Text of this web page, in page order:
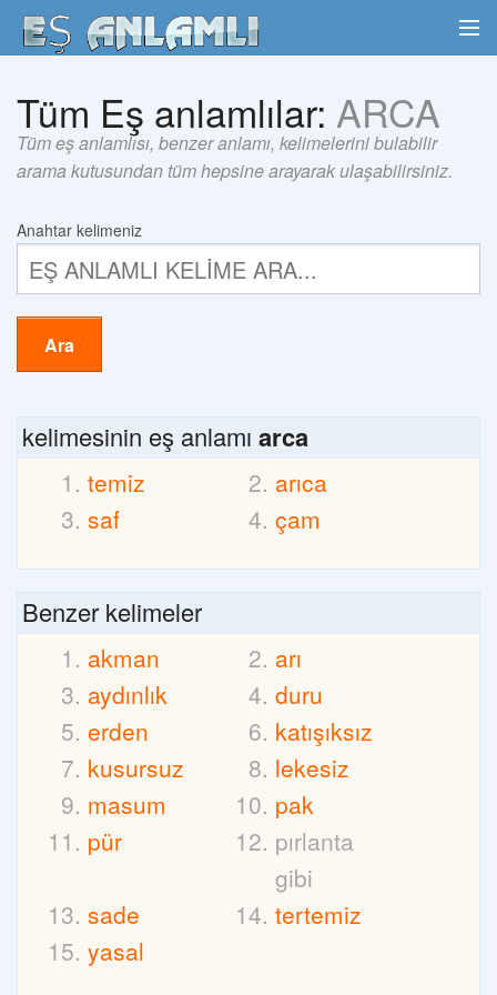
Tüm Eş anlamlılar: ARCA
Tüm eş anlamlısı, benzer anlamı, kelimelerini bulabilir
arama kutusundan tüm hepsine arayarak ulaşabilirsiniz.
Anahtar kelimeniz
Ara
kelimesinin eş anlamı arca
temiz
arıca
saf
çam
Benzer kelimeler
akman
arı
aydınlık
duru
erden
katışıksız
kusursuz
lekesiz
masum
pak
pür
pırlanta
gibi
sade
tertemiz
yasal